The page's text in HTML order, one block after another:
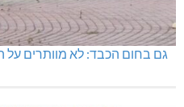
גם בחום הכבד: לא מוותרים על